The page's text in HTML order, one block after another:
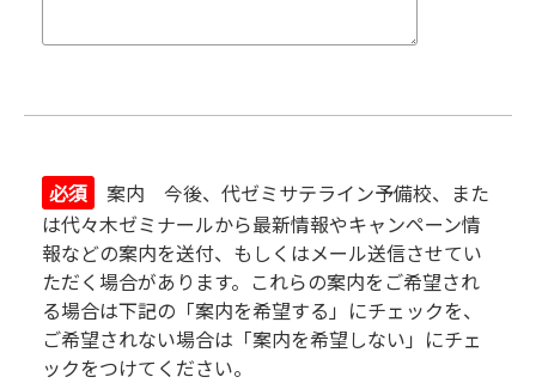
必須
案内 今後、代ゼミサテライン予備校、また
は代々木ゼミナールから最新情報やキャンペーン情
報などの案内を送付、もしくはメール送信させてい
ただく場合があります。これらの案内をご希望され
る場合は下記の「案内を希望する」にチェックを、
ご希望されない場合は「案内を希望しない」にチェ
ックをつけてください。